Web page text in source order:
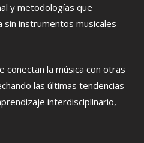
y metodologías que
sin instrumentos musicales
conectan la música con otras
las últimas tendencias
interdisciplinario,